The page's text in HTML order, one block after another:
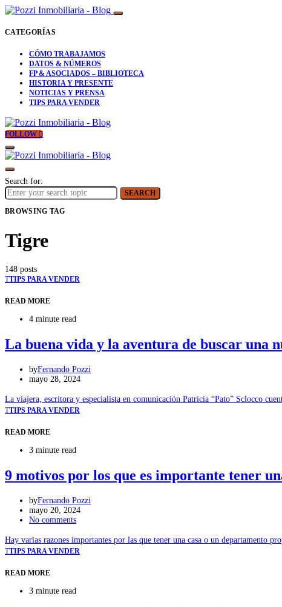
CATEGORÍAS
CÓMO TRABAJAMOS
DATOS & NÚMEROS
FP & ASOCIADOS – BIBLIOTECA
HISTORIA Y PRESENTE
NOTICIAS Y PRENSA
TIPS PARA VENDER
FOLLOW
Search for:
SEARCH
BROWSING TAG
Tigre
148 posts
TTIPS PARA VENDER
READ MORE
4 minute read
La buena vida y la aventura de buscar una
byFernando Pozzi
mayo 28, 2024
La viajera, escritora y especialista en comunicación Patricia “Pato” Sclocco
TTIPS PARA VENDER
READ MORE
3 minute read
9 motivos por los que es importante tener
byFernando Pozzi
mayo 20, 2024
No comments
Hay varias razones importantes por las que tener una casa o un departamento
TTIPS PARA VENDER
READ MORE
3 minute read